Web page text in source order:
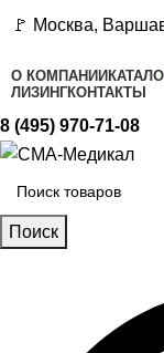
🚩 Москва,
О КОМПАНИИ
ЛИЗИНГКОНТАКТЫ
8 (495) 970-71-08
Поиск